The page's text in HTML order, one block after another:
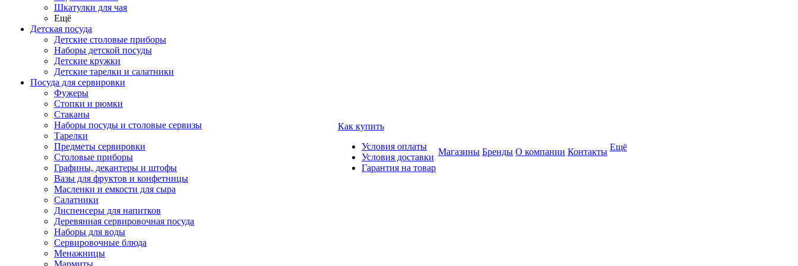
Шкатулки для чая
Ещё
Детская посуда
Детские столовые приборы
Наборы детской посуды
Детские кружки
Детские тарелки и салатники
Посуда для сервировки
Фужеры
Стопки и рюмки
Стаканы
Наборы посуды и столовые сервизы
Тарелки
Предметы сервировки
Столовые приборы
Графины, декантеры и штофы
Вазы для фруктов и конфетницы
Масленки и емкости для сыра
Салатники
Диспенсеры для напитков
Деревянная сервировочная посуда
Наборы для воды
Сервировочные блюда
Менажницы
Мармиты
Как купить
Условия оплаты
Условия доставки
Гарантия на товар
Магазины Бренды О компании Контакты Ещё